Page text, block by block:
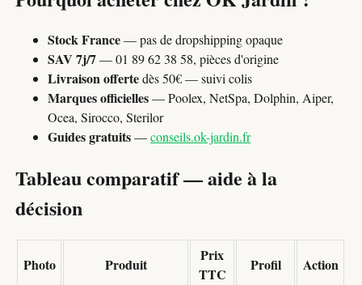
Stock France— pas de dropshipping opaque
SAV 7j/7— 01 89 62 38 58, pièces d'origine
Livraison offertedès 50€ — suivi colis
Marques officielles— Poolex, NetSpa, Dolphin, Aiper,
Ocea, Sirocco, Sterilor
Guides gratuits—conseils.ok-jardin.fr
Tableau comparatif — aide à la
décision
Photo Produit
Prix
TTC
Profil Action